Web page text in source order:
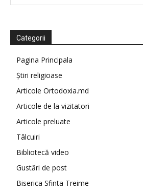
Categorii
Pagina Principala
Știri religioase
Articole Ortodoxia.md
Articole de la vizitatori
Articole preluate
Tâlcuiri
Bibliotecă video
Gustări de post
Biserica Sfinta Treime